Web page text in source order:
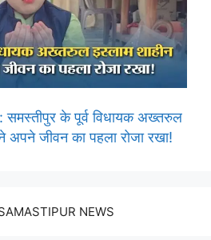
के पूर्व विधायक अख्तरुल
अपने जीवन का पहला रोजा रखा!
NEWS